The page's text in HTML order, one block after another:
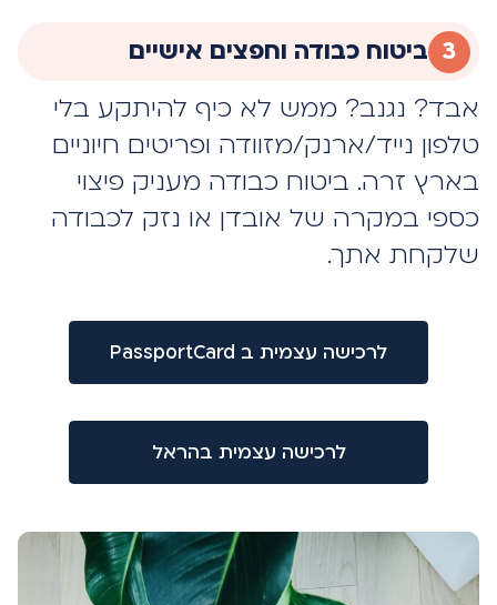
3 ביטוח כבודה וחפצים אישיים
אבד? נגנב? ממש לא כיף להיתקע בלי
טלפון נייד/ארנק/מזוודה ופריטים חיוניים
בארץ זרה. ביטוח כבודה מעניק פיצוי
כספי במקרה של אובדן או נזק לכבודה
שלקחת אתך.
לרכישה עצמית ב PassportCard
לרכישה עצמית בהראל